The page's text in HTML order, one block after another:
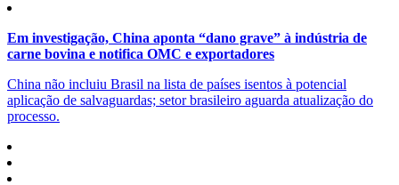
Em investigação, China aponta “dano grave” à indústria de
carne bovina e notifica OMC e exportadores
China não incluiu Brasil na lista de países isentos à potencial
aplicação de salvaguardas; setor brasileiro aguarda atualização do
processo.